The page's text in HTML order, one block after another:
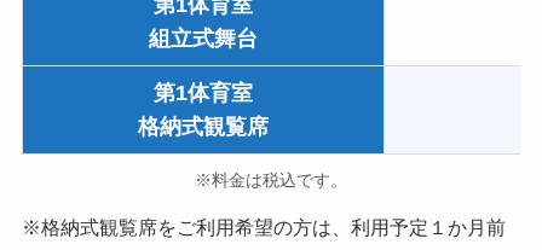
第1体育室
組立式舞台
第1体育室
格納式観覧席
※料金は税込です。
※格納式観覧席をご利用希望の方は、利用予定１か月前